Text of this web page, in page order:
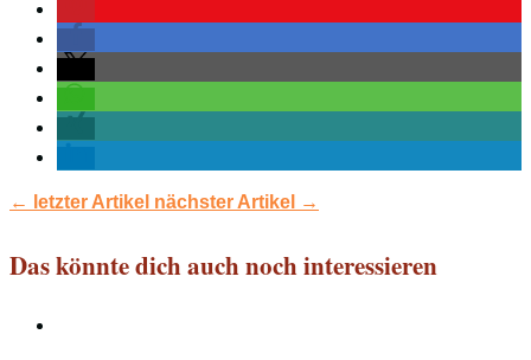
← letzter Artikel nächster Artikel →
Das könnte dich auch noch interessieren